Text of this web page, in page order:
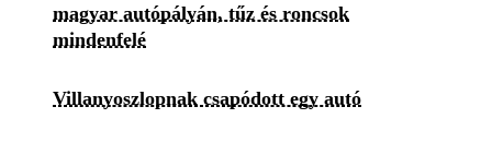
magyar autópályán, tűz és roncsok
mindenfelé
Villanyoszlopnak csapódott egy autó